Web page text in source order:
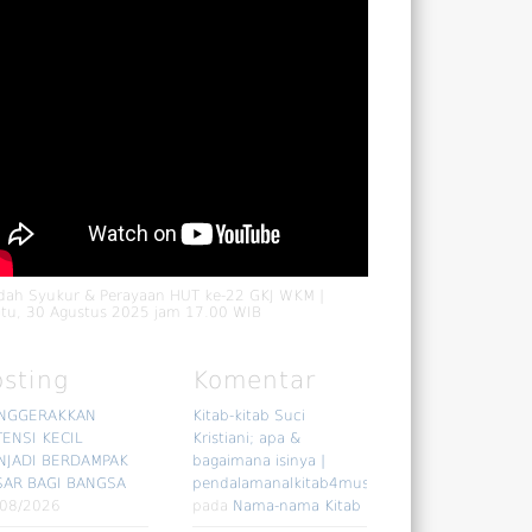
Syukur & Perayaan HUT ke-22 GKJ WKM |
30 Agustus 2025 jam 17.00 WIB
KECIL
BERDAMPAK
BAGI BANGSA
2026
Komentar
Kitab-kitab Suci
Kristiani; apa &
bagaimana isinya |
pendalamanalkitab4muslim
pada Nama-nama Kitab